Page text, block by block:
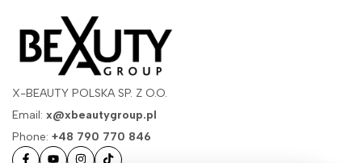
X-BEAUTY POLSKA SP. Z O.O.
Email: x@xbeautygroup.pl
Phone: +48 790 770 846